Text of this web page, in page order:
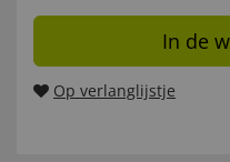
In de
Op verlanglijstje